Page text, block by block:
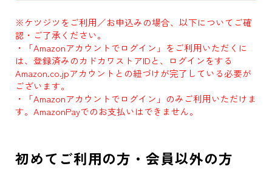
※ケツジツをご利用／お申込みの場合、以下についてご確
認・ご了承ください。
・「Amazonアカウントでログイン」をご利用いただくに
は、登録済みのカドカワストアIDと、ログインをする
Amazon.co.jpアカウントとの紐づけが完了している必要が
ございます。
・「Amazonアカウントでログイン」のみご利用いただけま
す。AmazonPayでのお支払いはできません。
初めてご利用の方・会員以外の方